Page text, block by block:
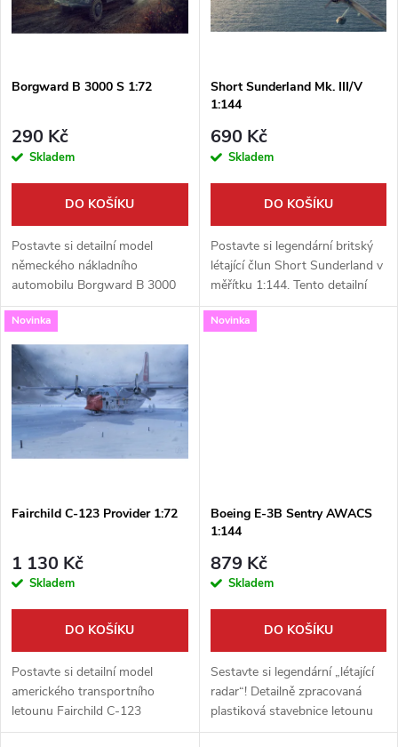
n
p
r
o
d
u
k
t
ů
i
s
p
r
d
u
k
t
ů
Borgward B 3000 S 1:72
290 Kč
Skladem
DO KOŠÍKU
Postavte si detailní model
německého nákladního
automobilu Borgward B 3000
S, který sloužil ve Wehrmachtu
během druhé světové války.
Tato precizní plastiková
stavebnice od firmy...
Short Sunderland Mk. III/V
1:144
690 Kč
Skladem
DO KOŠÍKU
Postavte si legendární britský
létající člun Short Sunderland v
měřítku 1:144. Tento detailní
model od firmy Roden vám
umožní sestavit verzi Mk. III
Novinka
Fairchild C-123 Provider 1:72
1 130 Kč
Skladem
DO KOŠÍKU
Postavte si detailní model
amerického transportního
letounu Fairchild C-123
Provider v měřítku 1:72. Tato
Novinka
Boeing E-3B Sentry AWACS
1:144
879 Kč
Skladem
DO KOŠÍKU
Sestavte si legendární „létající
radar“! Detailně zpracovaná
plastiková stavebnice letounu
Boeing E-3B Sentry AWACS v